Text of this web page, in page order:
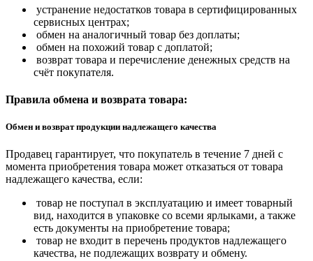
устранение недостатков товара в сертифицированных
сервисных центрах;
обмен на аналогичный товар без доплаты;
обмен на похожий товар с доплатой;
возврат товара и перечисление денежных средств на
счёт покупателя.
Правила обмена и возврата товара:
Обмен и возврат продукции надлежащего качества
Продавец гарантирует, что покупатель в течение 7 дней с
момента приобретения товара может отказаться от товара
надлежащего качества, если:
товар не поступал в эксплуатацию и имеет товарный
вид, находится в упаковке со всеми ярлыками, а также
есть документы на приобретение товара;
товар не входит в перечень продуктов надлежащего
качества, не подлежащих возврату и обмену.